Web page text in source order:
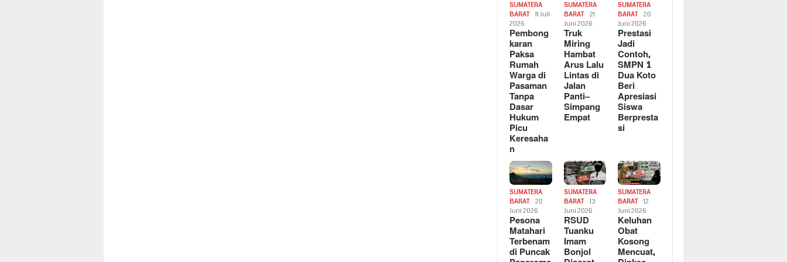
SUMATERA
BARAT
11 Juli
2026
Pembong
karan
Paksa
Rumah
Warga di
Pasaman
Tanpa
Dasar
Hukum
Picu
Keresaha
n
SUMATERA
BARAT
21
Juni 2026
Truk
Miring
Hambat
Arus Lalu
Lintas di
Jalan
Panti–
Simpang
Empat
SUMATERA
BARAT
20
Juni 2026
Prestasi
Jadi
Contoh,
SMPN 1
Dua Koto
Beri
Apresiasi
Siswa
Berpresta
si
SUMATERA
BARAT
20
Juni 2026
Pesona
Matahari
Terbenam
di Puncak
SUMATERA
BARAT
13
Juni 2026
RSUD
Tuanku
Imam
Bonjol
SUMATERA
BARAT
12
Juni 2026
Keluhan
Obat
Kosong
Mencuat,